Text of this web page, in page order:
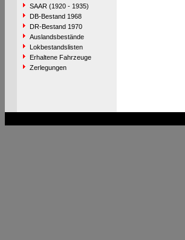
SAAR (1920 - 1935)
DB-Bestand 1968
DR-Bestand 1970
Auslandsbestände
Lokbestandslisten
Erhaltene Fahrzeuge
Zerlegungen